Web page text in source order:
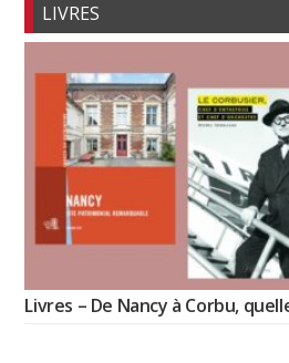
LIVRES
Livres – De Nancy à Corbu,